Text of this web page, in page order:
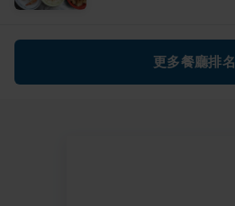
更多餐廳排名